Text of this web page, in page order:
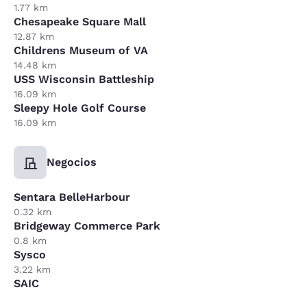
1.77 km
Chesapeake Square Mall
12.87 km
Childrens Museum of VA
14.48 km
USS Wisconsin Battleship
16.09 km
Sleepy Hole Golf Course
16.09 km
Negocios
Sentara BelleHarbour
0.32 km
Bridgeway Commerce Park
0.8 km
Sysco
3.22 km
SAIC